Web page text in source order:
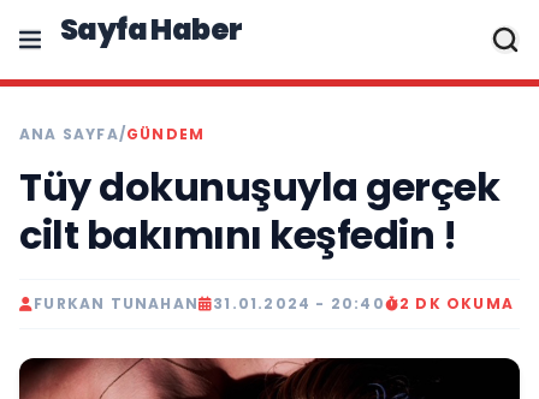
Sayfa Haber
ANA SAYFA/GÜNDEM
Tüy dokunuşuyla gerçek
cilt bakımını keşfedin !
FURKAN TUNAHAN 31.01.2024 - 20:40 2 DK OKUMA